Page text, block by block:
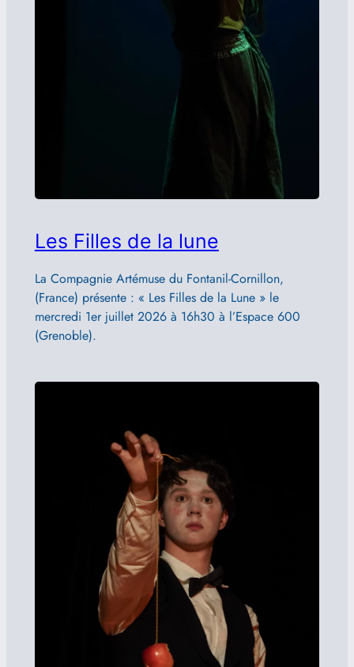
Les Filles de la lune
La Compagnie Artémuse du Fontanil-Cornillon,
(France) présente : « Les Filles de la Lune » le
mercredi 1er juillet 2026 à 16h30 à l’Espace 600
(Grenoble).